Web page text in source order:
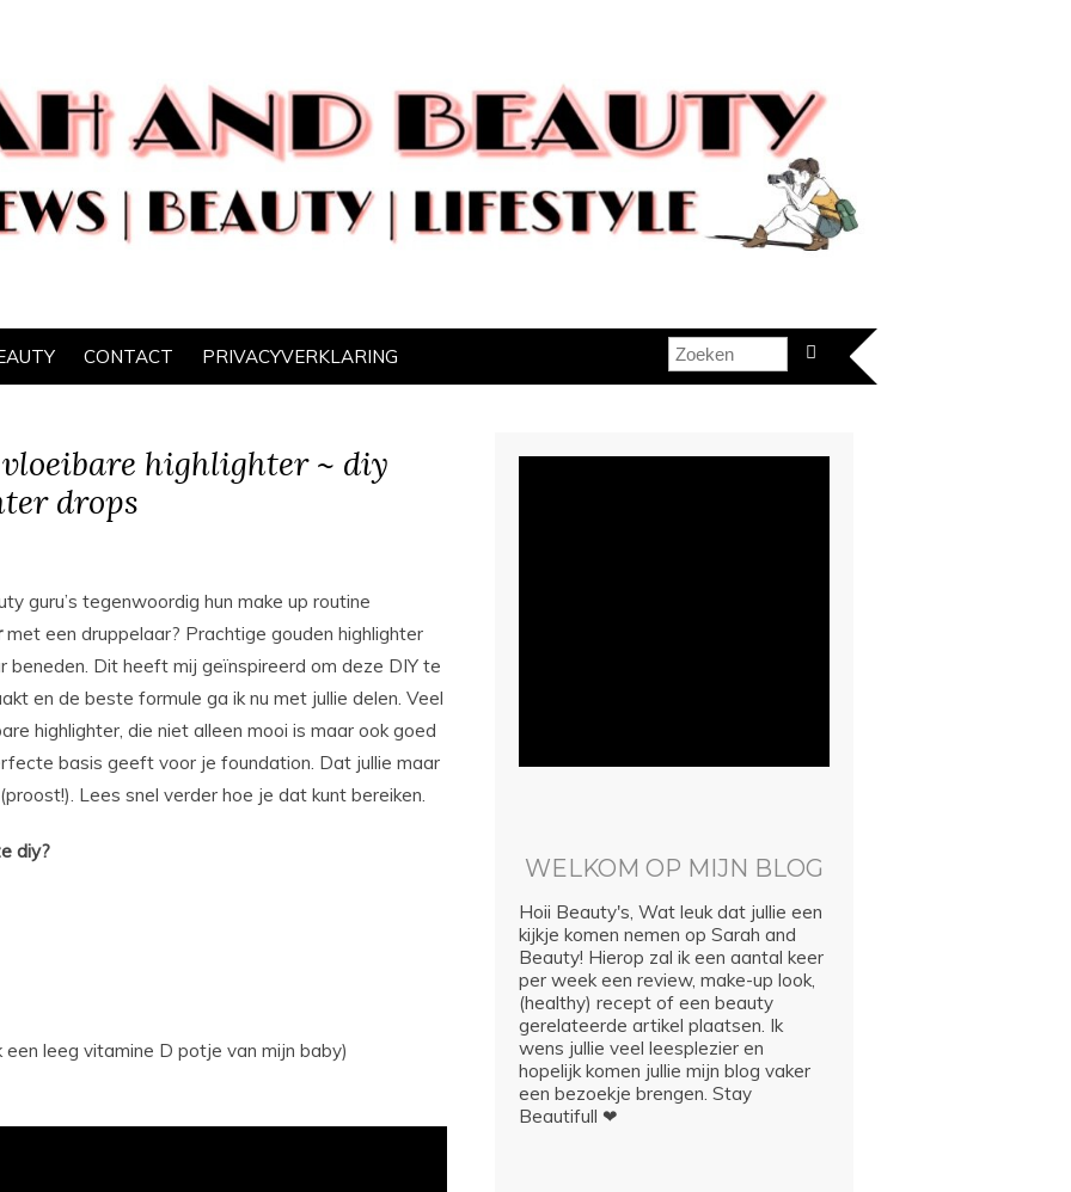
CONTACT PRIVACYVERKLARING
highlighter ~ diy
drops
guru’s tegenwoordig hun make up routine
met een druppelaar? Prachtige gouden highlighter
beneden. Dit heeft mij geïnspireerd om deze DIY te
en de beste formule ga ik nu met jullie delen. Veel
highlighter, die niet alleen mooi is maar ook goed
basis geeft voor je foundation. Dat jullie maar
Lees snel verder hoe je dat kunt bereiken.
diy?
leeg vitamine D potje van mijn baby)
WELKOM OP MIJN BLOG
Hoii Beauty's, Wat leuk dat jullie een
kijkje komen nemen op Sarah and
Beauty! Hierop zal ik een aantal keer
per week een review, make-up look,
(healthy) recept of een beauty
gerelateerde artikel plaatsen. Ik
wens jullie veel leesplezier en
hopelijk komen jullie mijn blog vaker
een bezoekje brengen. Stay
Beautifull ❤